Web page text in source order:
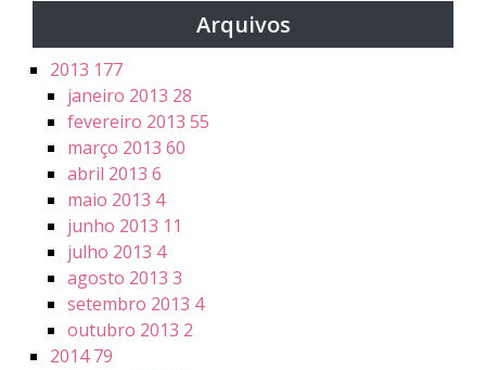
Arquivos
2013 177
janeiro 2013 28
fevereiro 2013 55
março 2013 60
abril 2013 6
maio 2013 4
junho 2013 11
julho 2013 4
agosto 2013 3
setembro 2013 4
outubro 2013 2
201479